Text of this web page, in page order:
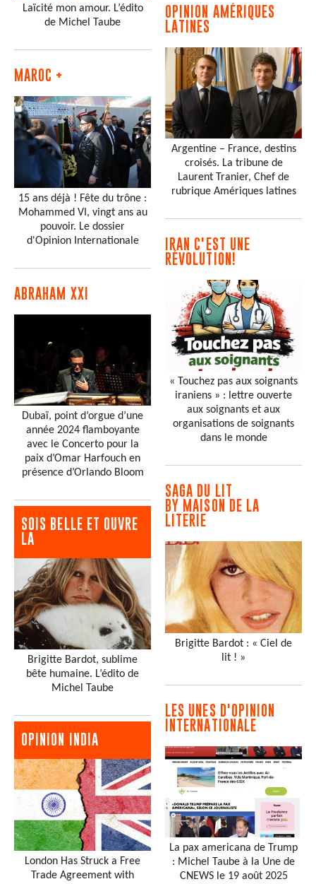
Laïcité mon amour. L’édito
de Michel Taube
MAROC +
15 ans déjà ! Fête du trône :
Mohammed VI, vingt ans au
pouvoir. Le dossier
d'Opinion Internationale
ABRAHAM XXI
Dubaï, point d’orgue d’une
année 2024 flamboyante
avec le Concerto pour la
paix d’Omar Harfouch en
présence d’Orlando Bloom
SOIS BELLE ET OUVRE
LA
Brigitte Bardot, sublime
bête humaine. L’édito de
Michel Taube
OPINION INDIA
London Has Struck a Free
Trade Agreement with
OPINION AMÉRIQUES
LATINES
Argentine – France, destins
croisés. La tribune de
Laurent Tranier, Chef de
rubrique Amériques latines
IRAN C'EST UNE
RÉVOLUTION!
« Touchez pas aux soignants
iraniens » : lettre ouverte
aux soignants et aux
organisations de soignants
dans le monde
SAGA DU LIT
BY MAISON DE LA
LITERIE
Brigitte Bardot : « Ciel de
lit ! »
LES UNES D'OPINION
INTERNATIONALE
La pax americana de Trump
: Michel Taube à la Une de
CNEWS le 19 août 2025